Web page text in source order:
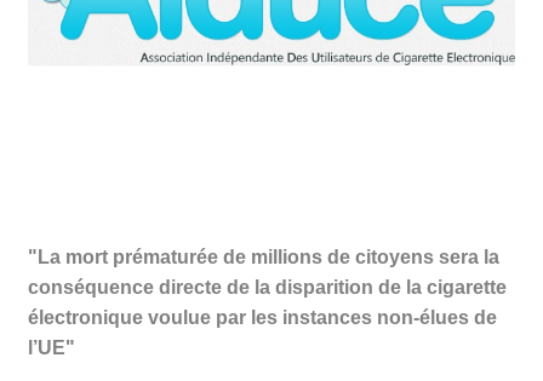
"La mort prématurée de millions de citoyens sera la
conséquence directe de la disparition de la cigarette
électronique voulue par les instances non-élues de
l’UE"